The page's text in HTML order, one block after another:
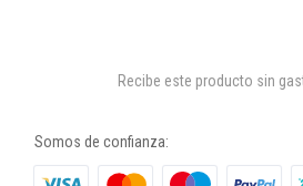
Recibe este producto sin
Somos de confianza: